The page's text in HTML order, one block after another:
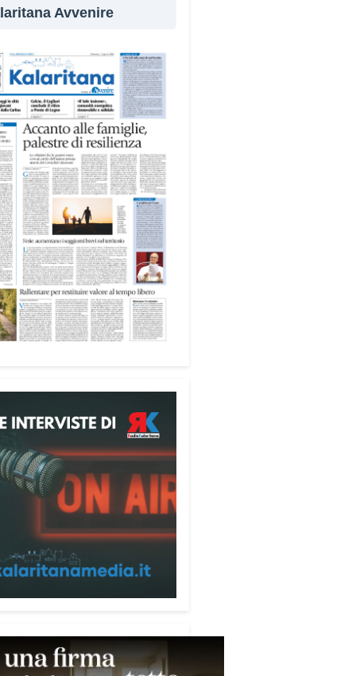
alle telefonate
pubblicazione di servizio
alla prevenzione delle
ai danni degli anziani e delle
più fragili. Si tratta del
contro le truffe,
più vulnerabili. «L’idea di
il Vademecum – ha detto
Avvenire